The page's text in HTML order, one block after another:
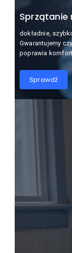
Sprzątanie
dokładnie,
Gwarantujemy
poprawia komfort